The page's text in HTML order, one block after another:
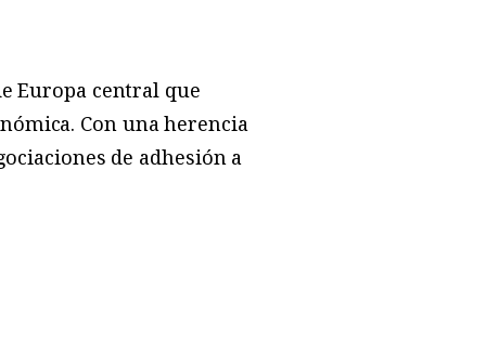
Europa central que
Con una herencia
de adhesión a